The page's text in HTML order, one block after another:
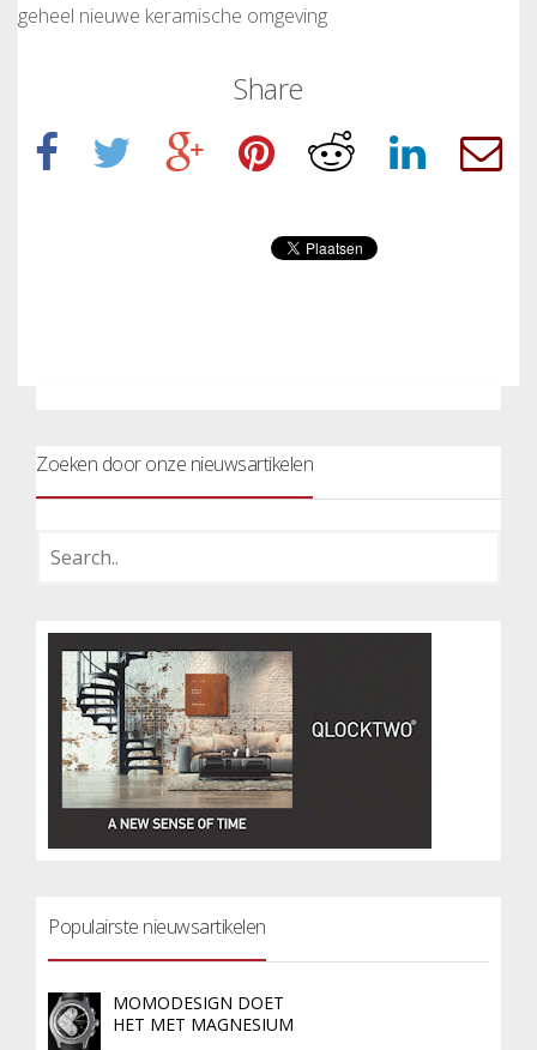
geheel nieuwe keramische omgeving
Share
Zoeken door onze nieuwsartikelen
Populairste nieuwsartikelen
MOMODESIGN DOET
HET MET MAGNESIUM